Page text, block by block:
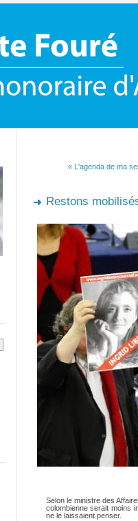
« L'agenda de ma
Restons
Selon le ministre des
colombienne serait moins
ne le laissaient penser.